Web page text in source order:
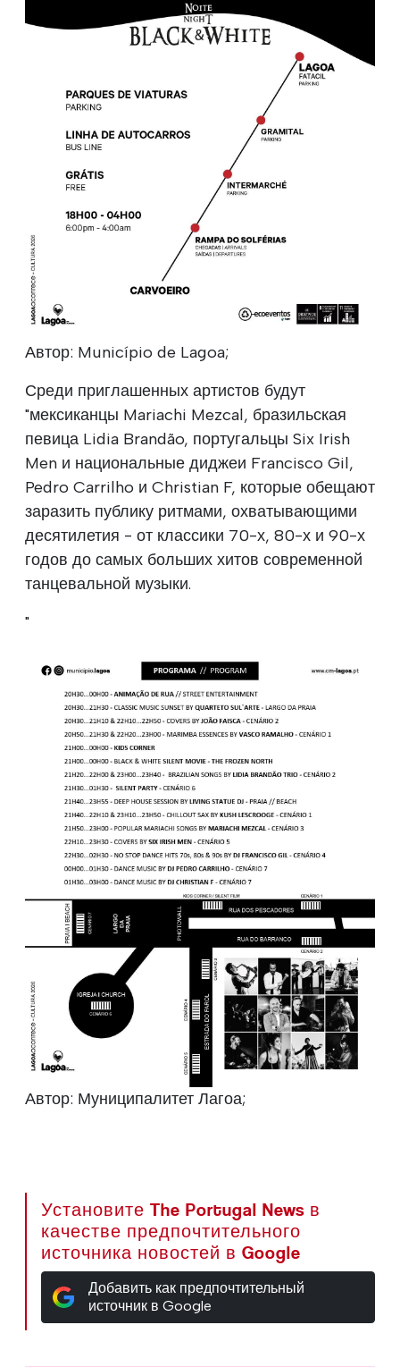
Автор: Município de Lagoa;
Среди приглашенных артистов будут
"мексиканцы Mariachi Mezcal, бразильская
певица Lidia Brandão, португальцы Six Irish
Men и национальные диджеи Francisco Gil,
Pedro Carrilho и Christian F, которые обещают
заразить публику ритмами, охватывающими
десятилетия - от классики 70-х, 80-х и 90-х
годов до самых больших хитов современной
танцевальной музыки.
"
Автор: Муниципалитет Лагоа;
Установите The Portugal News в
качестве предпочтительного
источника новостей в Google
Добавить как предпочтительный
источник в Google